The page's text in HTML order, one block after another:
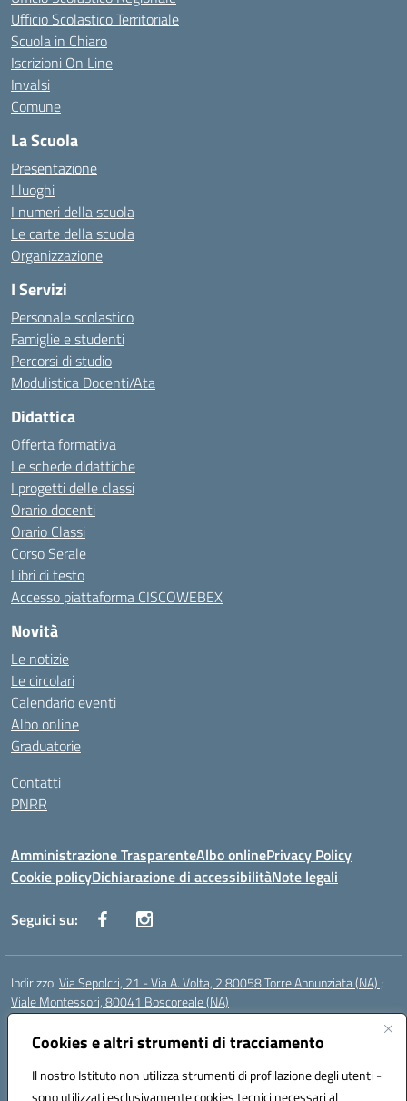
Cookies e altri strumenti di tracciamento
Il nostro Istituto non utilizza strumenti di profilazione degli utenti -
sono utilizzati esclusivamente cookies tecnici necessari al
Ufficio Scolastico Territoriale
Scuola in Chiaro
Iscrizioni On Line
Invalsi
Comune
La Scuola
Presentazione
I luoghi
I numeri della scuola
Le carte della scuola
Organizzazione
I Servizi
Personale scolastico
Famiglie e studenti
Percorsi di studio
Modulistica Docenti/Ata
Didattica
Offerta formativa
Le schede didattiche
I progetti delle classi
Orario docenti
Orario Classi
Corso Serale
Libri di testo
Accesso piattaforma CISCOWEBEX
Novità
Le notizie
Le circolari
Calendario eventi
Albo online
Graduatorie
Contatti
PNRR
Amministrazione TrasparenteAlbo onlinePrivacy Policy
Cookie policyDichiarazione di accessibilitàNote legali
Seguici su:
Indirizzo:Via Sepolcri, 21 - Via A. Volta, 2 80058 Torre Annunziata (NA) ;
Viale Montessori, 80041 Boscoreale (NA)
Centralino:
Posta elettronica certificata (PEC):nais04100b@pec.istruzione.it
Codice fiscale: 82008750638
Codice meccanografico:NAIS04100B